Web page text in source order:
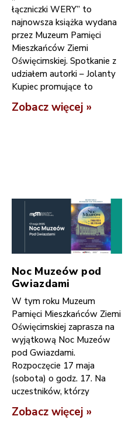
łączniczki WERY” to
najnowsza książka wydana
przez Muzeum Pamięci
Mieszkańców Ziemi
Oświęcimskiej. Spotkanie z
udziałem autorki – Jolanty
Kupiec promujące to
Zobacz więcej »
Noc Muzeów pod
Gwiazdami
W tym roku Muzeum
Pamięci Mieszkańców Ziemi
Oświęcimskiej zaprasza na
wyjątkową Noc Muzeów
pod Gwiazdami.
Rozpoczęcie 17 maja
(sobota) o godz. 17. Na
uczestników, którzy
Zobacz więcej »